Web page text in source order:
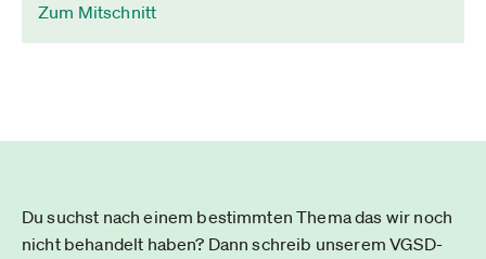
Zum Mitschnitt
Du suchst nach einem bestimmten Thema das wir noch
nicht behandelt haben? Dann schreib unserem VGSD-